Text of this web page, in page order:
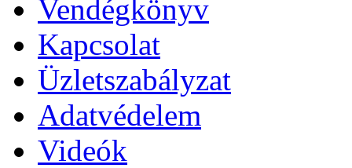
Vendégkönyv
Kapcsolat
Üzletszabályzat
Adatvédelem
Videók